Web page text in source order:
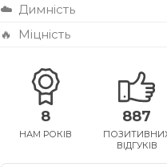
☁️ Димність
🔥
Міцність
8
НАМ РОКІВ
887
ВІДГУКІВ